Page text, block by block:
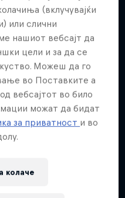
(вклучувајќи
или слични
нашиот вебсајт да
цели и за да се
Можеш да го
во Поставките а
вебсајтот во било
можат да бидат
за приватност и во
колачe